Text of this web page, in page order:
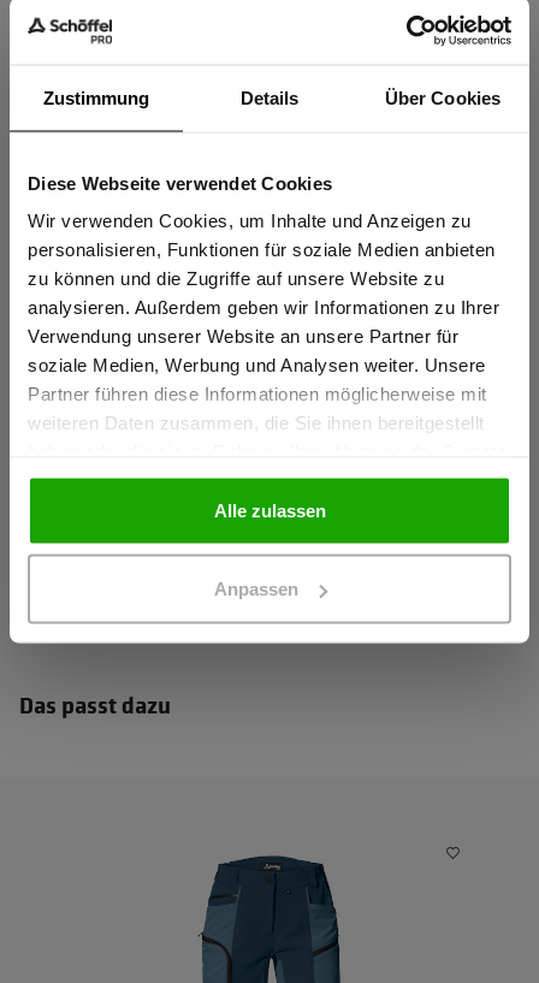
Zustimmung Details Über Cookies
Diese Webseite verwendet Cookies
Wir verwenden Cookies, um Inhalte und Anzeigen zu
personalisieren, Funktionen für soziale Medien anbieten
zu können und die Zugriffe auf unsere Website zu
analysieren. Außerdem geben wir Informationen zu Ihrer
Verwendung unserer Website an unsere Partner für
soziale Medien, Werbung und Analysen weiter. Unsere
Partner führen diese Informationen möglicherweise mit
weiteren Daten zusammen, die Sie ihnen bereitgestellt
gesammelt haben.
Alle zulassen
Anpassen
Das passt dazu
Sind Sie
Gewerbetreibender?
Ich bestätige, dass ich Gewerbetreibender bin. Alle
Preise werden netto ausgewiesen.